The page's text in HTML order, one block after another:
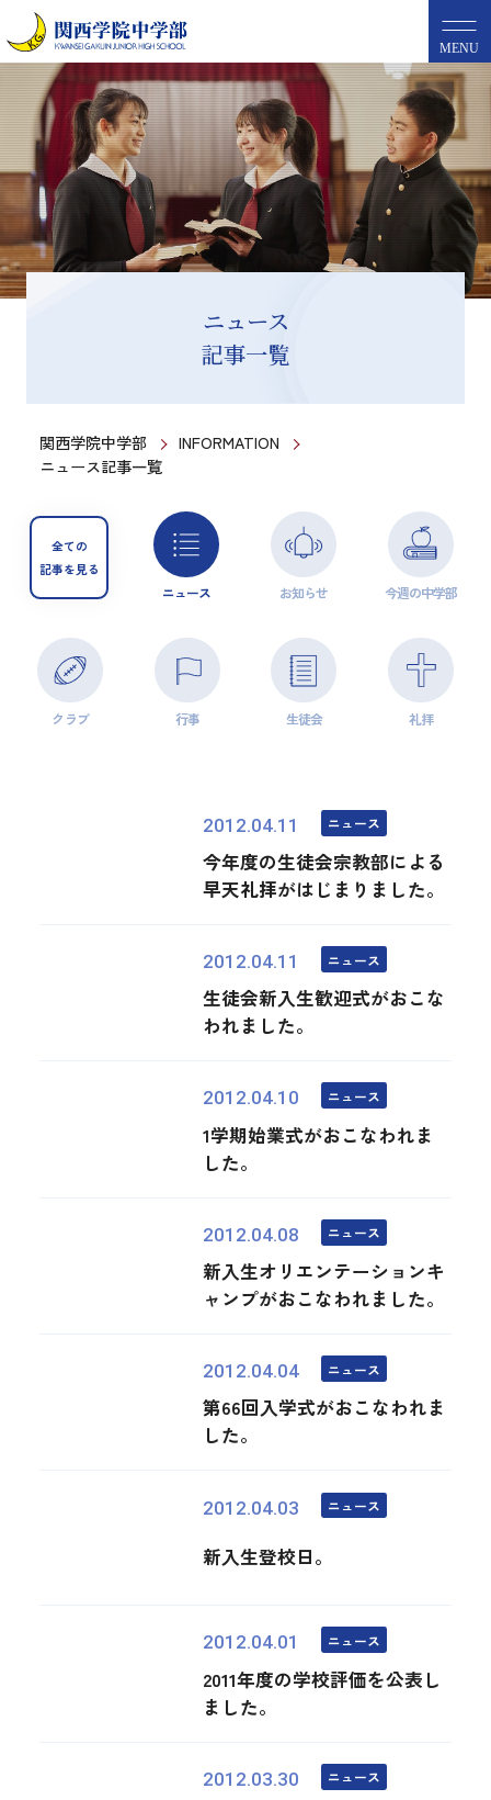
MENU
ニュース
記事一覧
関西学院中学部
INFORMATION
ニュース記事一覧
全ての
記事を見る
ニュース お知らせ 今週の中学部
クラブ 行事 生徒会 礼拝
2012.04.11 ニュース
今年度の生徒会宗教部による
早天礼拝がはじまりました。
2012.04.11 ニュース
生徒会新入生歓迎式がおこな
われました。
2012.04.10 ニュース
1学期始業式がおこなわれま
した。
2012.04.08 ニュース
新入生オリエンテーションキ
ャンプがおこなわれました。
2012.04.04 ニュース
第66回入学式がおこなわれま
した。
2012.04.03 ニュース
新入生登校日。
2012.04.01 ニュース
2011年度の学校評価を公表し
ました。
2012.03.30 ニュース